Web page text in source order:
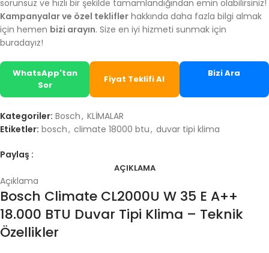
sorunsuz ve hızlı bir şekilde tamamlandığından emin olabilirsiniz!
Kampanyalar ve özel teklifler hakkında daha fazla bilgi almak
için hemen bizi arayın. Size en iyi hizmeti sunmak için
buradayız!
WhatsApp'tan
Sor
Fiyat Teklifi Al
Bizi Ara
Kategoriler: Bosch, KLİMALAR
Etiketler: bosch, climate 18000 btu, duvar tipi klima
Paylaş :
AÇIKLAMA
Açıklama
Bosch Climate CL2000U W 35 E A++
18.000 BTU Duvar Tipi Klima – Teknik
Özellikler